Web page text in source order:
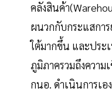
คลังสินค้า
ผนวกกับกระแสกา
ใต้มากขึ้น และประ
ภูมิภาครวมถึงควา
กนอ. ดำเนินการเ